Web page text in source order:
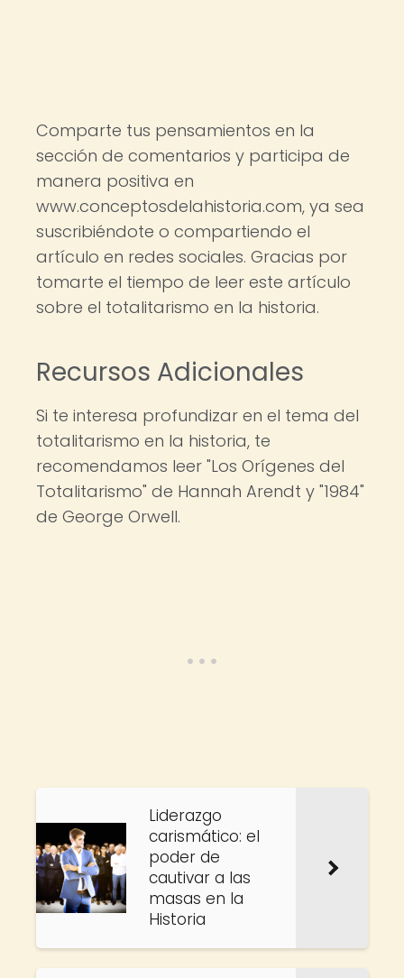
Comparte tus pensamientos en la
sección de comentarios y participa de
manera positiva en
www.conceptosdelahistoria.com, ya sea
suscribiéndote o compartiendo el
artículo en redes sociales. Gracias por
tomarte el tiempo de leer este artículo
sobre el totalitarismo en la historia.
Recursos Adicionales
Si te interesa profundizar en el tema del
totalitarismo en la historia, te
recomendamos leer "Los Orígenes del
Totalitarismo" de Hannah Arendt y "1984"
de George Orwell.
Liderazgo
carismático: el
poder de
cautivar a las
masas en la
Historia